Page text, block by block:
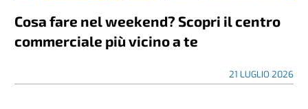
Cosa fare nel weekend? Scopri il centro
commerciale più vicino a te
21 LUGLIO 2026